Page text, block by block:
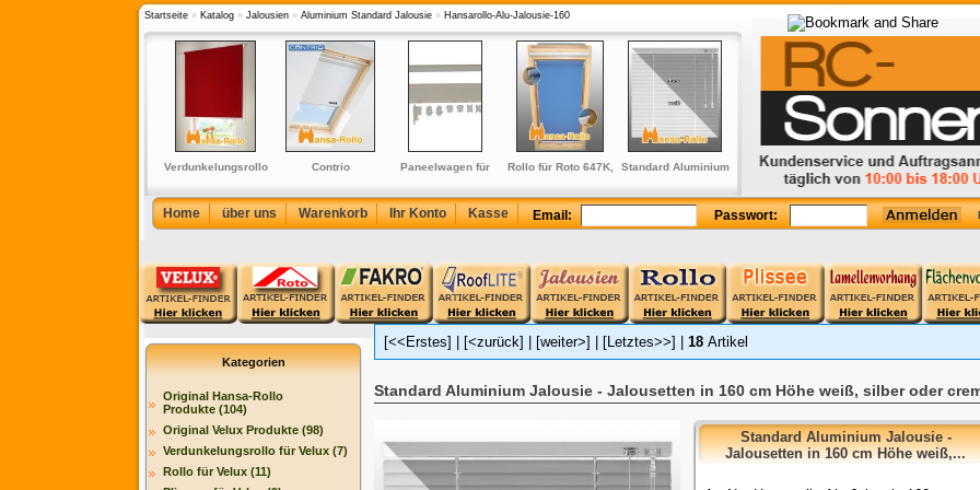
Startseite » Katalog » Jalousien » Aluminium Standard Jalousie » Hansarollo-Alu-Jalousie-160
GGU/GPU/GHU/GTU
Verdunkelungsrollo
Contrio
GGL/GPL/GHL/GTL/GGU/GPU/GTU
Paneelwagen für
Rollo für Roto 647K,
Haltekrallen
Standard Aluminium
Original Velux
Verdunkelungsrollo
für Velux
GGL/GPL/GHL/GTL/GXL/DKL
U10 + 810 -S
Halteclip für die
Befestigung der
der Decke
Home über uns Warenkorb Ihr Konto Kasse Email: Passwort:
Kategorien
Original Hansa-Rollo
Produkte (104)
Original Velux Produkte (98)
Verdunkelungsrollo für Velux (7)
Rollo für Velux (11)
[<<Erstes] [<zurück] [weiter>] [Letztes>>] 18 Artikel
Standard Aluminium Jalousie - Jalousetten in 160 cm Höhe weiß, silber oder
Standard Aluminium Jalousie -
Jalousetten in 160 cm Höhe weiß,...